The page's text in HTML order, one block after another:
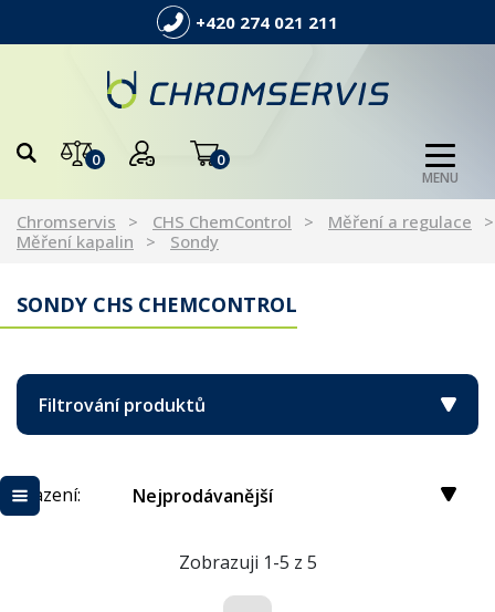
+420 274 021 211
0 0
MENU
Chromservis CHS ChemControl
Měření a regulace
Měření kapalin
Sondy
SONDY CHS CHEMCONTROL
Filtrování produktů
Řazení: Nejprodávanější
Zobrazuji 1-5 z 5